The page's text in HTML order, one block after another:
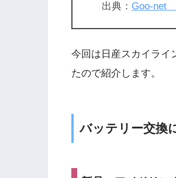
出典： Goo-net
今回は日産スカイライ
たので紹介します。
バッテリー交換